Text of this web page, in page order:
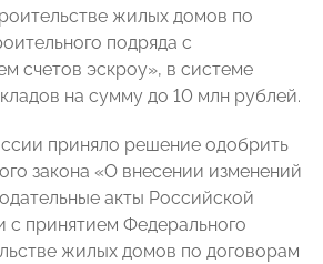
жилых домов по
подряда с
счетов эскроу», в системе
на сумму до 10 млн рублей.
приняло решение одобрить
закона «О внесении изменений
акты Российской
с принятием Федерального
жилых домов по договорам